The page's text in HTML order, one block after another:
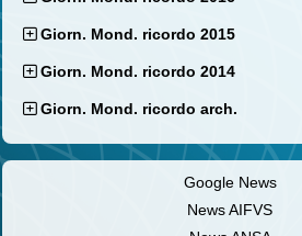
Giorn. Mond. ricordo 2015
Giorn. Mond. ricordo 2014
Giorn. Mond. ricordo arch.
Google News
News AIFVS